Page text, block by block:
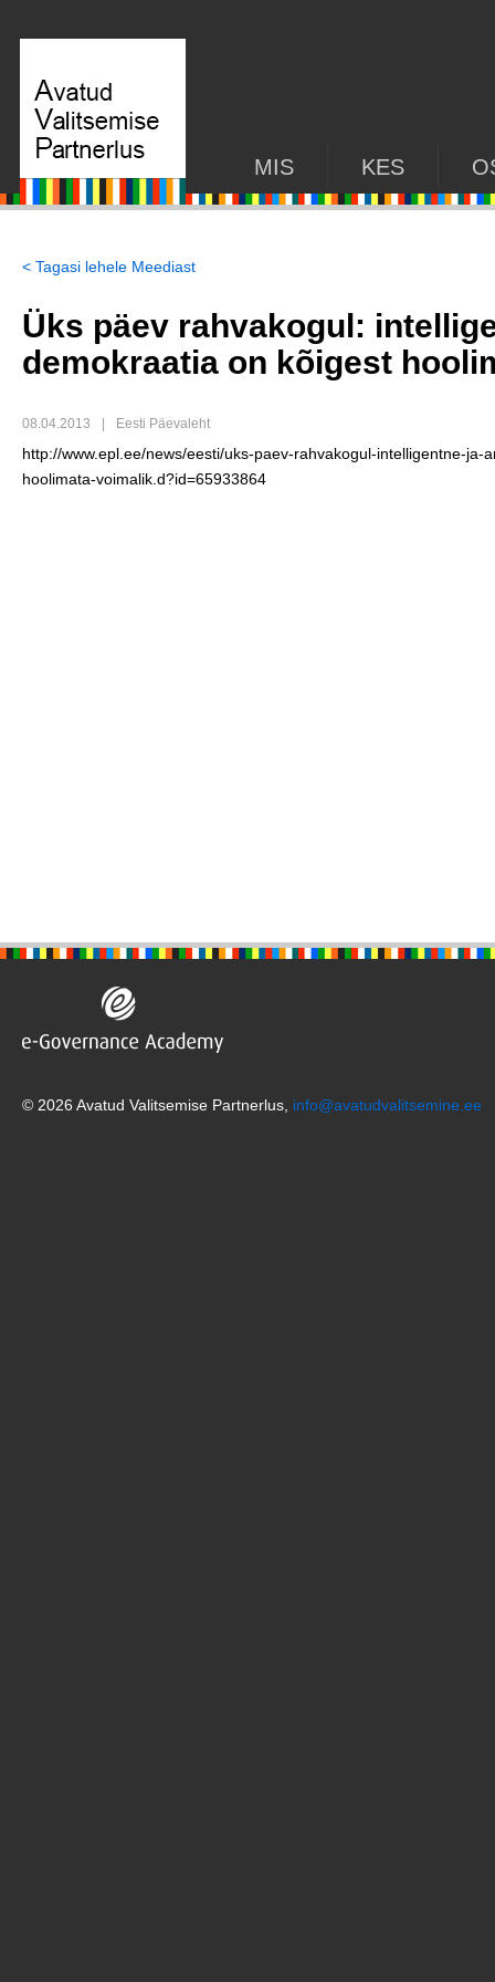
MIS KES
< Tagasi lehele Meediast
Üks päev rahvakogul:
demokraatia on kõigest
08.04.2013 Eesti Päevaleht
http://www.epl.ee/news/eesti/uks-paev-rahvakogul-intelligentne-ja-
hoolimata-voimalik.d?id=65933864
© 2026 Avatud Valitsemise Partnerlus, info@avatudvalitsemine.ee